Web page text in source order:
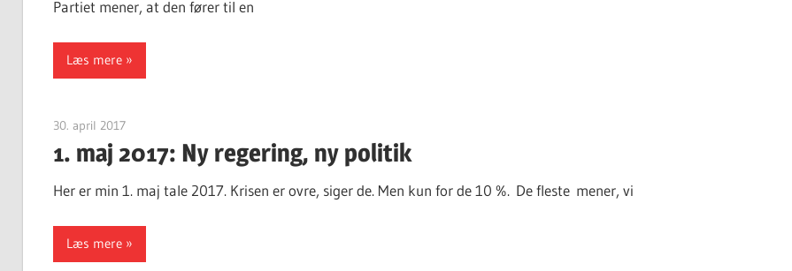
Partiet mener, at den fører til en
Læs mere
30. april 2017Finn Sørensen
1. maj 2017: Ny regering, ny politik
Her er min 1. maj tale 2017. Krisen er ovre, siger de. Men kun for de 10 %. De fleste mener, vi
Læs mere